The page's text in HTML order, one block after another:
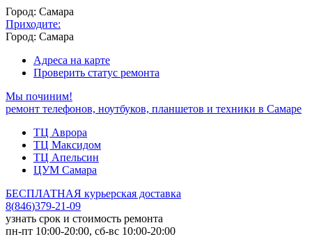
Город: Самара
Приходите:
Город: Самара
Адреса на карте
Проверить статус ремонта
Мы починим!
ремонт телефонов, ноутбуков, планшетов и техники в Самаре
ТЦ Аврора
ТЦ Максидом
ТЦ Апельсин
ЦУМ Самара
БЕСПЛАТНАЯ курьерская доставка
8(846)379-21-09
узнать срок и стоимость ремонта
пн-пт 10:00-20:00, сб-вс 10:00-20:00